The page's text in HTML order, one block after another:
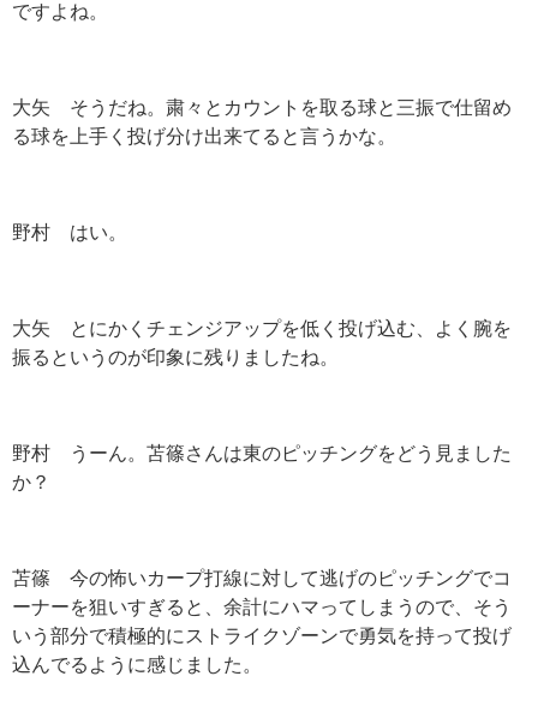
ですよね。
大矢 そうだね。粛々とカウントを取る球と三振で仕留め
る球を上手く投げ分け出来てると言うかな。
野村 はい。
大矢 とにかくチェンジアップを低く投げ込む、よく腕を
振るというのが印象に残りましたね。
野村 うーん。苫篠さんは東のピッチングをどう見ました
か？
苫篠 今の怖いカープ打線に対して逃げのピッチングでコ
ーナーを狙いすぎると、余計にハマってしまうので、そう
いう部分で積極的にストライクゾーンで勇気を持って投げ
込んでるように感じました。